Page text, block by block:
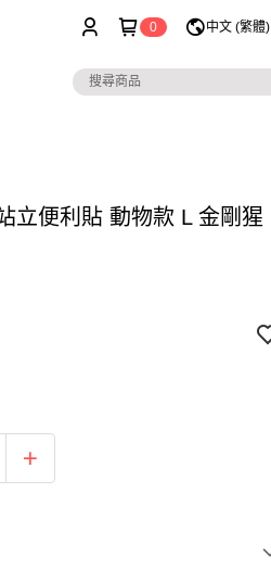
0 中文 (繁體)
立便利貼 動物款 L 金剛猩